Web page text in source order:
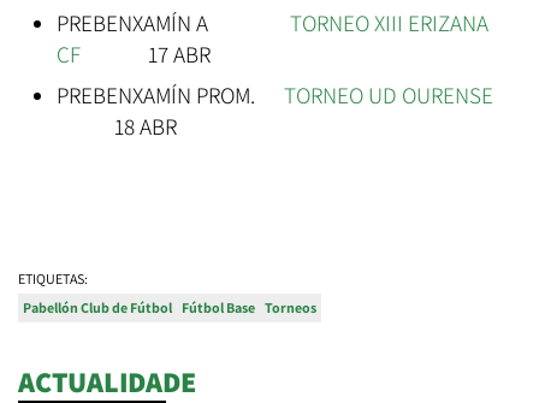
PREBENXAMÍN A TORNEO XIII ERIZANA
CF 17 ABR
PREBENXAMÍN PROM. TORNEO UD OURENSE
18 ABR
ETIQUETAS:
Pabellón Club de Fútbol Fútbol Base Torneos
ACTUALIDADE